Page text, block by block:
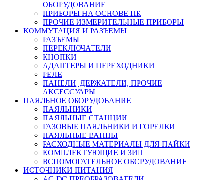
ОБОРУДОВАНИЕ
ПРИБОРЫ НА ОСНОВЕ ПК
ПРОЧИЕ ИЗМЕРИТЕЛЬНЫЕ ПРИБОРЫ
КОММУТАЦИЯ И РАЗЪЕМЫ
РАЗЪЕМЫ
ПЕРЕКЛЮЧАТЕЛИ
КНОПКИ
АДАПТЕРЫ И ПЕРЕХОДНИКИ
РЕЛЕ
ПАНЕЛИ, ДЕРЖАТЕЛИ, ПРОЧИЕ
АКСЕССУАРЫ
ПАЯЛЬНОЕ ОБОРУДОВАНИЕ
ПАЯЛЬНИКИ
ПАЯЛЬНЫЕ СТАНЦИИ
ГАЗОВЫЕ ПАЯЛЬНИКИ И ГОРЕЛКИ
ПАЯЛЬНЫЕ ВАННЫ
РАСХОДНЫЕ МАТЕРИАЛЫ ДЛЯ ПАЙКИ
КОМПЛЕКТУЮЩИЕ И ЗИП
ВСПОМОГАТЕЛЬНОЕ ОБОРУДОВАНИЕ
ИСТОЧНИКИ ПИТАНИЯ